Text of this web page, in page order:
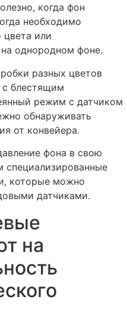
когда фон
необходимо
цвета или
однородном фоне.
разных цветов
блестящим
режим с датчиком
обнаруживать
от конвейера.
фона в свою
специализированные
которые можно
датчиками.
на